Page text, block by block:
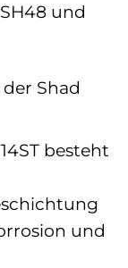
und
Shad
besteht
und